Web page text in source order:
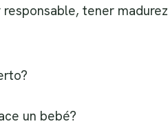
tener madurez
un bebé?